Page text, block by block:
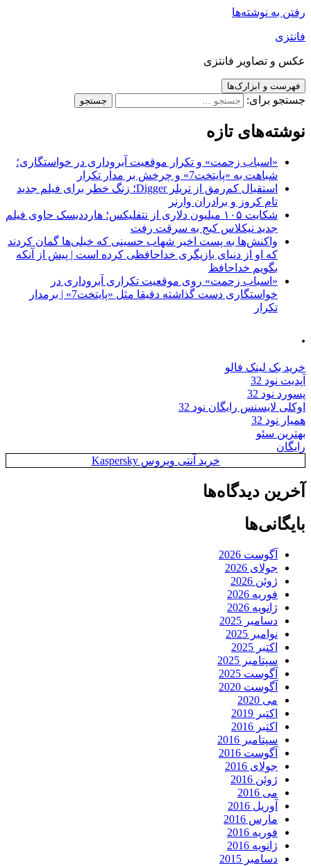
رفتن به نوشته‌ها
فانتزی
عکس و تصاویر فانتزی
فهرست و ابزارک‌ها
جستجو برای:
نوشته‌های تازه
«اسباب زحمت» و تکرار موقعیت آبروداری در خواستگاری؛
شباهت به «پایتخت7» و چرخش بر مدار تکرار
استقبال کم‌رمق از تریلر Digger؛ زنگ خطر برای فیلم جدید
تام کروز و برادران وارنر
شکایت ۱۰۵ میلیون دلاری از نتفلیکس؛ هارددیسک حاوی فیلم
جدید نیکلاس کیج به سرقت رفت
واکنش‌ها به پست اخیر شهاب حسینی که خیلی‌ها گمان کردند
که او از دنیای بازیگری خداحافظی کرده است | پیش از آنکه
بگویم خداحافظ
«اسباب زحمت» روی موقعیت تکراری آبروداری در
خواستگاری دست گذاشته دقیقا مثل «پایتخت7» | برمدار
تکرار
.
خرید بک لینک فالو
آپدیت نود 32
پسورد نود 32
اوکلی لایسنس رایگان نود 32
همیار نود 32
بهترین سئو
رایگان
خرید آنتی ویروس Kaspersky
آخرین دیدگاه‌ها
بایگانی‌ها
آگوست 2026
جولای 2026
ژوئن 2026
فوریه 2026
ژانویه 2026
دسامبر 2025
نوامبر 2025
اکتبر 2025
سپتامبر 2025
آگوست 2025
آگوست 2020
می 2020
اکتبر 2019
اکتبر 2016
سپتامبر 2016
آگوست 2016
جولای 2016
ژوئن 2016
می 2016
آوریل 2016
مارس 2016
فوریه 2016
ژانویه 2016
دسامبر 2015